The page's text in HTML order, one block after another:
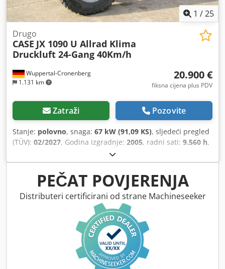
1 /25
Wuppertal-Cronenberg
1.131 km
Drugo
CASE JX 1090 U Allrad Klima
Druckluft 24-Gang 40Km/h
20.900 €
fiksna cijena plus PDV
Zatraži Pozovite
Stanje: polovno, snaga: 67 kW (91,09 KS), sljedeći pregled
(TÜV): 02/2027, Godina izgradnje: 2005, radni sati: 9.560 h,
kabina, klima-uređaj, pogon na sve točkove
PEČAT POVJERENJA
Distributeri certificirani od strane Machineseeker